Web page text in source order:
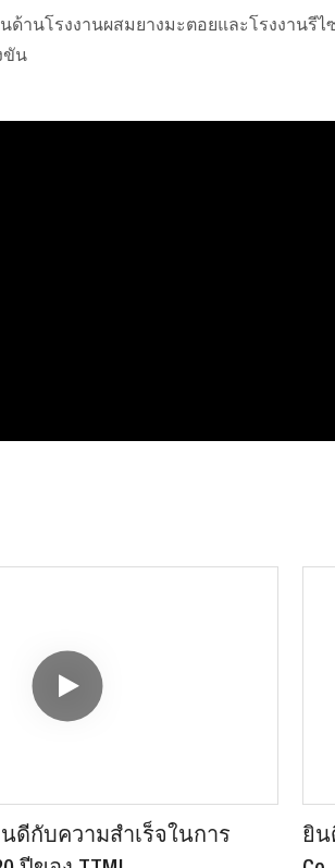
ด้านโรงงานผสมยางมะตอยและโรงงาน
ขัน
ดีกับความสำเร็จในการ
ยิน